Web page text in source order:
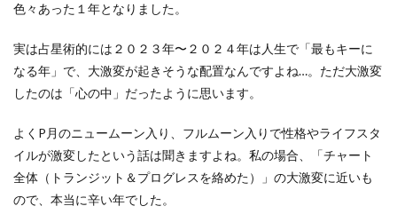
色々あった１年となりました。
実は占星術的には２０２３年〜２０２４年は人生で「最もキーに
なる年」で、大激変が起きそうな配置なんですよね…。ただ大激変
したのは「心の中」だったように思います。
よくP月のニュームーン入り、フルムーン入りで性格やライフスタ
イルが激変したという話は聞きますよね。私の場合、「チャート
全体（トランジット＆プログレスを絡めた）」の大激変に近いも
ので、本当に辛い年でした。